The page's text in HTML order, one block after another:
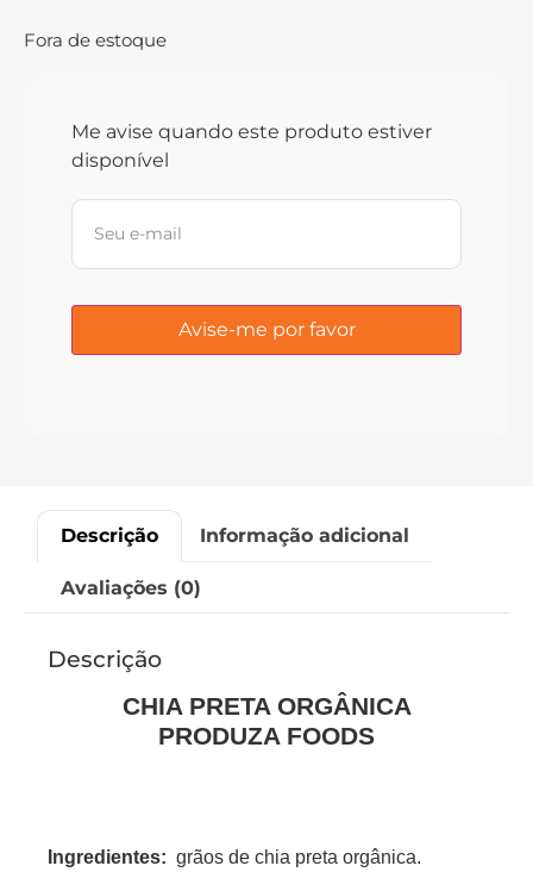
Fora de estoque
Me avise quando este produto estiver
disponível
Descrição Informação adicional
Avaliações (0)
Descrição
CHIA PRETA ORGÂNICA
PRODUZA FOODS
Ingredientes: grãos de chia preta orgânica.